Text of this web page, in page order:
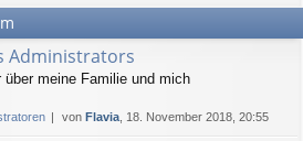
el
dec
Administrators
über meine Familie und mich
von Flavia , 18. November 2018, 20:55